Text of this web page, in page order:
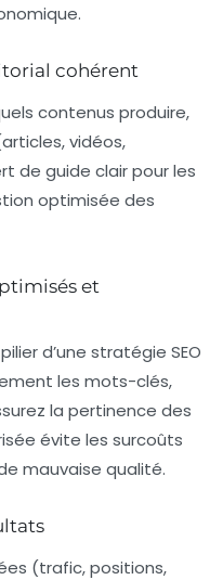
cohérent
contenus produire,
vidéos,
de guide clair pour les
optimisée des
et
d’une stratégie SEO
les mots-clés,
la pertinence des
évite les surcoûts
mauvaise qualité.
(trafic, positions,